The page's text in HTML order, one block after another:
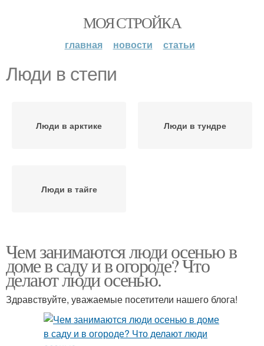
МОЯ СТРОЙКА
главная новости статьи
Люди в степи
Люди в арктике Люди в тундре
Люди в тайге
Чем занимаются люди осенью в
доме в саду и в огороде? Что
делают люди осенью.
Здравствуйте, уважаемые посетители нашего блога!